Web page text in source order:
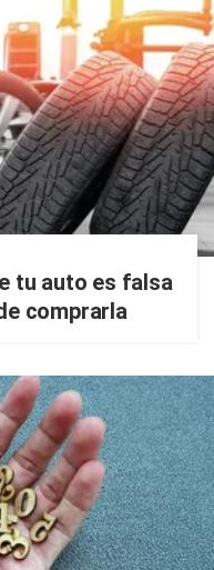
tu auto es falsa
comprarla